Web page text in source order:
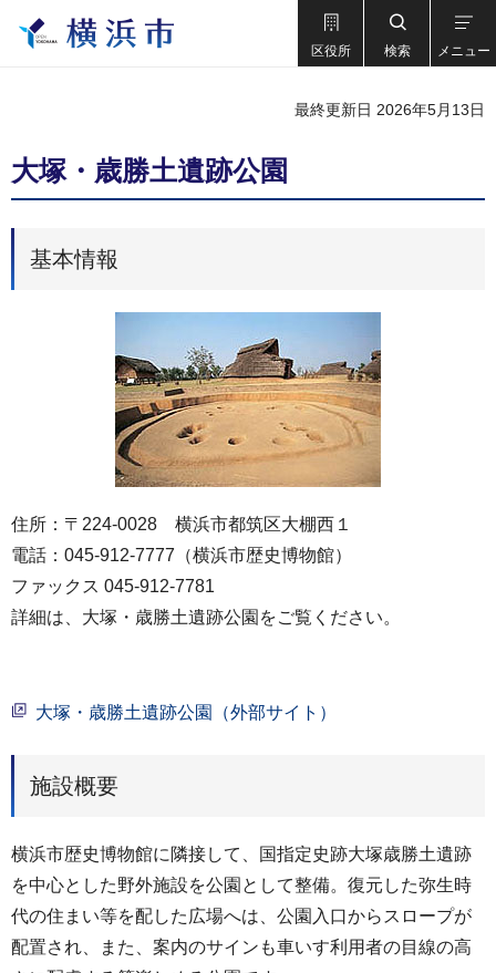
区役所 検索 メニュー
最終更新日 2026年5月13日
大塚・歳勝土遺跡公園
基本情報
住所：〒224-0028 横浜市都筑区大棚西１
電話：045-912-7777（横浜市歴史博物館）
ファックス 045-912-7781
詳細は、大塚・歳勝土遺跡公園をご覧ください。
大塚・歳勝土遺跡公園（外部サイト）
施設概要
横浜市歴史博物館に隣接して、国指定史跡大塚歳勝土遺跡
を中心とした野外施設を公園として整備。復元した弥生時
代の住まい等を配した広場へは、公園入口からスロープが
配置され、また、案内のサインも車いす利用者の目線の高